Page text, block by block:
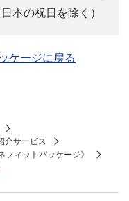
本の祝日を除く）
ケージに戻る
介サービス
ィットパッケージ》